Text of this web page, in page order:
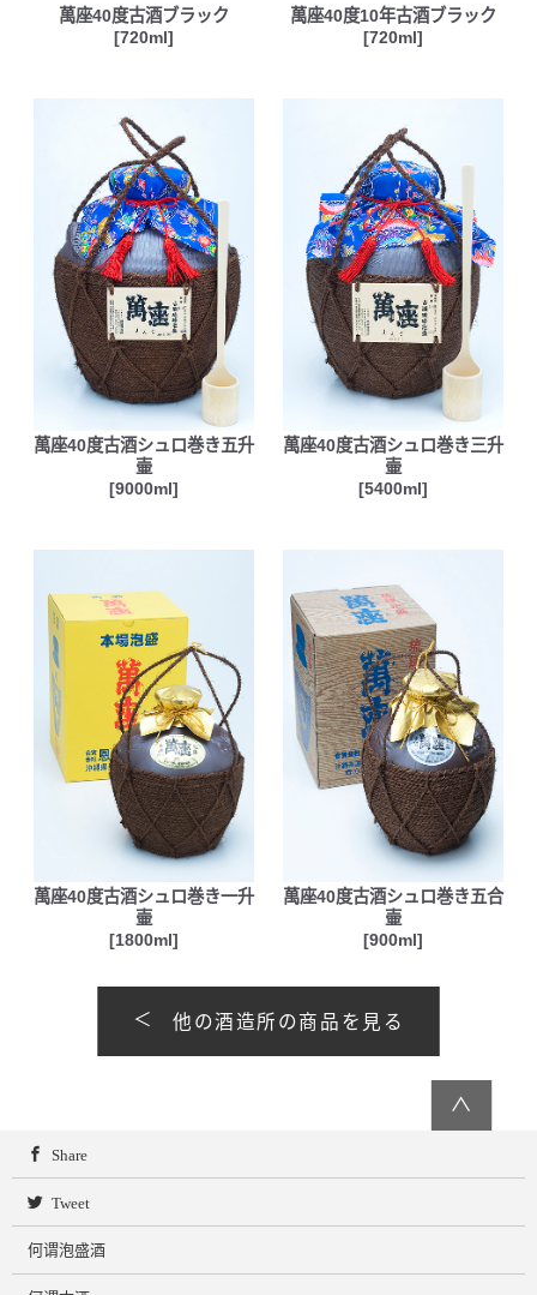
萬座40度古酒ブラック
[720ml]
萬座40度10年古酒ブラック
[720ml]
萬座40度古酒シュロ巻き五升
壷
[9000ml]
萬座40度古酒シュロ巻き三升
壷
[5400ml]
萬座40度古酒シュロ巻き一升
壷
[1800ml]
萬座40度古酒シュロ巻き五合
壷
[900ml]
他の酒造所の商品を見る
∧
Share
Tweet
何谓泡盛酒